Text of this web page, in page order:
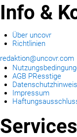
Info &
Über uncovr
Richtlinien
redaktion@uncovr.com
AGB PResstige
Impressum
Services